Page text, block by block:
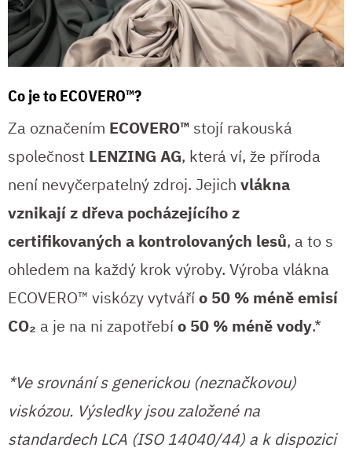
Co je to ECOVERO™?
Za označením ECOVERO™ stojí rakouská
společnost LENZING AG, která ví, že příroda
není nevyčerpatelný zdroj. Jejich vlákna
vznikají z dřeva pocházejícího z
certifikovaných a kontrolovaných lesů, a to s
ohledem na každý krok výroby. Výroba vlákna
ECOVERO™ viskózy vytvářío 50 % méně emisí
CO₂ a je na ni zapotřebío 50 % méně vody.*
*Ve srovnání s generickou (neznačkovou)
viskózou. Výsledky jsou založené na
standardech LCA (ISO 14040/44) a k dispozici